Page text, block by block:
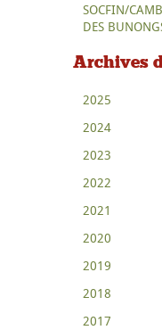
SOCFIN/
DES
Archives
2025
2024
2023
2022
2021
2020
2019
2018
2017